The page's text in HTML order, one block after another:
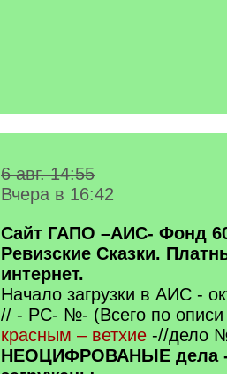
6 авг. 14:55
Вчера в 16:42
Сайт ГАПО –АИС- Фонд
Ревизские Сказки.
интернет.
Начало загрузки в АИС -
// - РС- №- (Всего по
красным – ветхие -//дело
НЕОЦИФРОВАНЫЕ дела